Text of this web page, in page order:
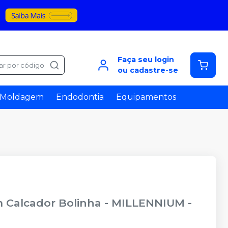
por código
Faça seu login
ou cadastre-se
Moldagem Endodontia Equipamentos
Calcador Bolinha - MILLENNIUM -